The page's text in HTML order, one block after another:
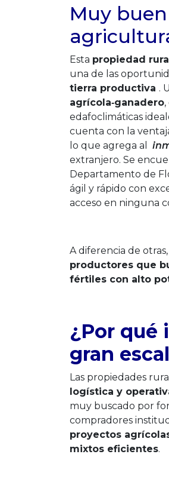
Muy
Esta propiedad
una de las
tierra productiva .
agrícola‑ganadero
edafoclimáticas
cuenta con la
lo que agrega al
extranjero. Se
Departamento de
ágil y rápido con
acceso en ninguna
A diferencia de
productores que
fértiles con alto
¿Por qué
gran
Las propiedades
logística y
muy buscado por
compradores
proyectos
mixtos eficientes.